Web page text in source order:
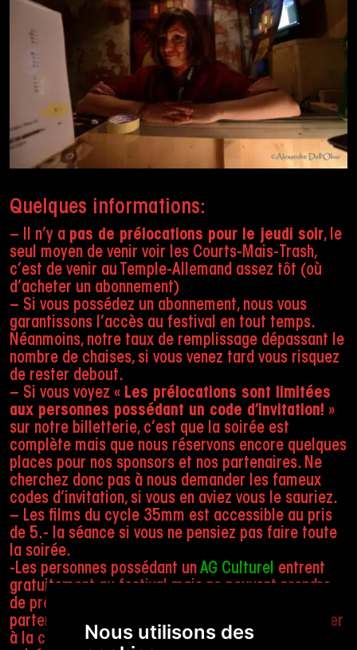
Nous utilisons des
Quelques informations:
– Il n’y a pas de prélocations pour le jeudi soir, le
seul moyen de venir voir les Courts-Mais-Trash,
c’est de venir au Temple-Allemand assez tôt (où
d’acheter un abonnement)
– Si vous possédez un abonnement, nous vous
garantissons l’accès au festival en tout temps.
Néanmoins, notre taux de remplissage dépassant le
nombre de chaises, si vous venez tard vous risquez
de rester debout.
– Si vous voyez « Les prélocations sont limitées
aux personnes possédant un code d’invitation! »
sur notre billetterie, c’est que la soirée est
complète mais que nous réservons encore quelques
places pour nos sponsors et nos partenaires. Ne
cherchez donc pas à nous demander les fameux
codes d’invitation, si vous en aviez vous le sauriez.
– Les films du cycle 35mm est accessible au pris
de 5.- la séance si vous ne pensiez pas faire toute
la soirée.
-Les personnes possédant un AG Culturel entrent
gratuitement au festival mais ne peuvent prendre
de prélocations gratuite auprès de notre
partenaire. Vous pouvez simplement vous présenter
à la caisse bénéficier de votre entrée (sauf si la